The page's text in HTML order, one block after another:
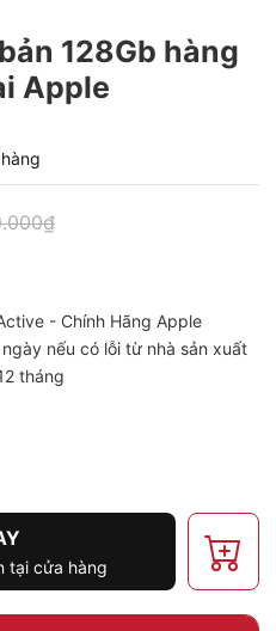
128Gb hàng
Apple
- Chính Hãng Apple
nếu có lỗi từ nhà sản xuất
tháng
tại cửa hàng